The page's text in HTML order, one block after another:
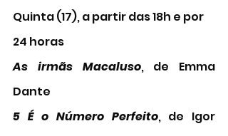
Quinta (17), a partir das 18h e por
24 horas
As irmãs Macaluso, de Emma
Dante
5 É o Número Perfeito, de Igor